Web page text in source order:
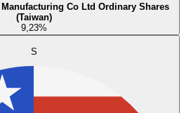
Co Ltd Ordinary Shares
(Taiwan)
9,23%
S